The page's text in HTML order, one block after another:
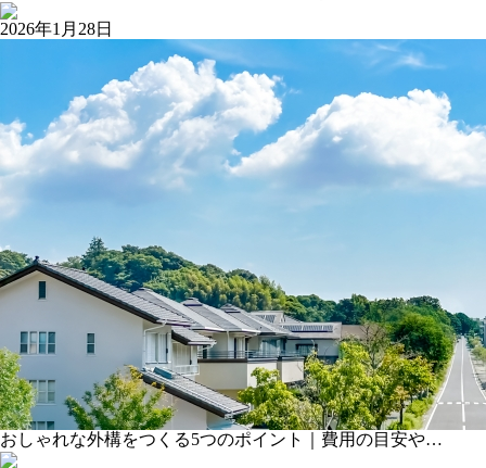
2026年1月28日
おしゃれな外構をつくる5つのポイント｜費用の目安や…